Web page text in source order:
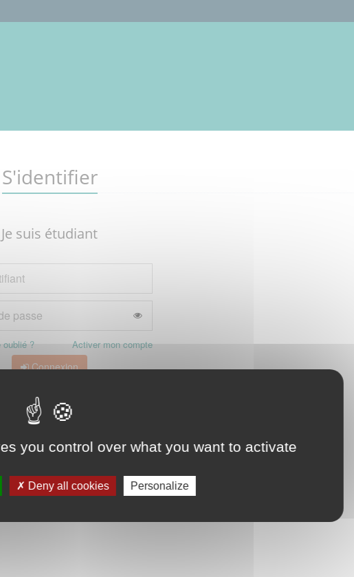
you control over what you want to activate
Deny all cookies Personalize
S'identifier
Je suis étudiant
oublié ? Activer mon compte
Connexion